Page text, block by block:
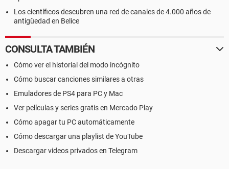
Los científicos descubren una red de canales de 4.000 años de
antigüedad en Belice
CONSULTA TAMBIÉN
Cómo ver el historial del modo incógnito
Cómo buscar canciones similares a otras
Emuladores de PS4 para PC y Mac
Ver películas y series gratis en Mercado Play
Cómo apagar tu PC automáticamente
Cómo descargar una playlist de YouTube
Descargar videos privados en Telegram